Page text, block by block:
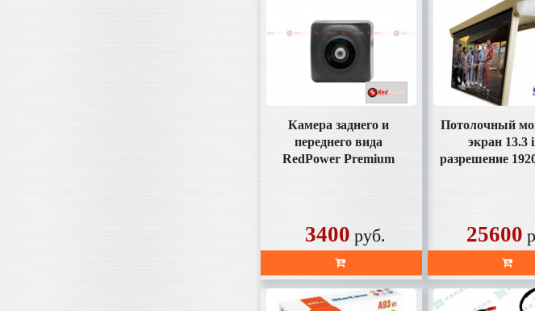
Камера заднего и
переднего вида
RedPower Premium
3400 руб.
Потолочный
экран 13.3
разрешение
25600